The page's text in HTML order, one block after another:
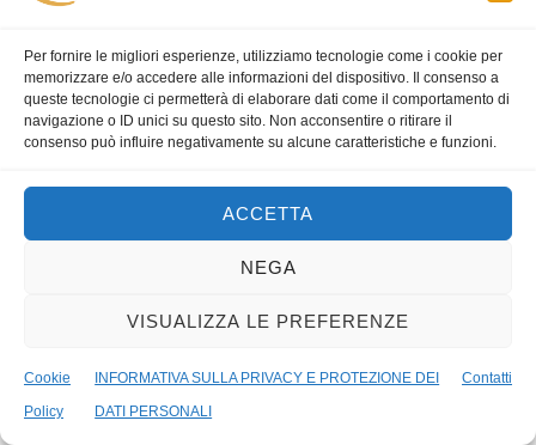
Per fornire le migliori esperienze, utilizziamo tecnologie come i cookie per
memorizzare e/o accedere alle informazioni del dispositivo. Il consenso a
queste tecnologie ci permetterà di elaborare dati come il comportamento di
navigazione o ID unici su questo sito. Non acconsentire o ritirare il
consenso può influire negativamente su alcune caratteristiche e funzioni.
ACCETTA
NEGA
VISUALIZZA LE PREFERENZE
Cookie
Policy
INFORMATIVA SULLA PRIVACY E PROTEZIONE DEI
DATI PERSONALI
Contatti